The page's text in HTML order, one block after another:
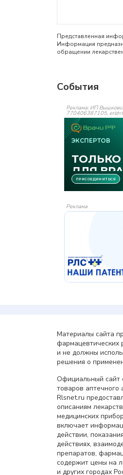
Представленная
Информация
обращении
События
Реклама: ИП
770406387105,
Реклама
Материалы сайта
фармацевтических
и не должны
решения о
Официальный сайт
товаров аптечного
Rlsnet.ru
описаниям
медицинских
включает
действии,
действиях,
препаратов,
содержит цены на
и других городах